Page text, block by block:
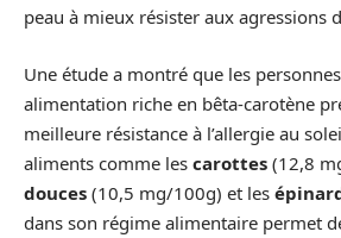
peau à mieux résister aux agressions
Une étude a montré que les
alimentation riche en bêta-carotène
meilleure résistance à l’allergie au
aliments comme les carottes (12,8
douces (10,5 mg/100g) et les
dans son régime alimentaire permet